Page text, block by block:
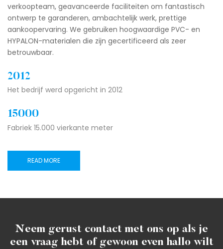
verkoopteam, geavanceerde faciliteiten om fantastisch
ontwerp te garanderen, ambachtelijk werk, prettige
aankoopervaring. We gebruiken hoogwaardige PVC- en
HYPALON-materialen die zijn gecertificeerd als zeer
betrouwbaar.
2012
Het bedrijf werd opgericht in 2012
15000
Fabriek 15.000 vierkante meter
READ MORE
Neem gerust contact met ons op als je
een vraag hebt of gewoon even hallo wilt